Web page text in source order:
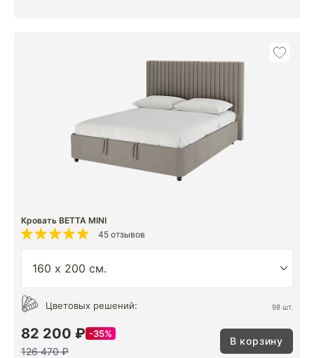
Кровать BETTA MINI
45 отзывов
Цветовых решений: 98 шт.
82 200 ₽ 35%
126 470 ₽
В корзину